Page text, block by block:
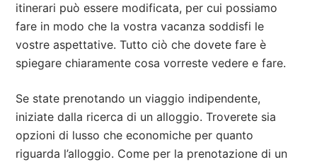
itinerari può essere modificata, per cui possiamo
fare in modo che la vostra vacanza soddisfi le
vostre aspettative. Tutto ciò che dovete fare è
spiegare chiaramente cosa vorreste vedere e fare.
Se state prenotando un viaggio indipendente,
iniziate dalla ricerca di un alloggio. Troverete sia
opzioni di lusso che economiche per quanto
riguarda l’alloggio. Come per la prenotazione di un